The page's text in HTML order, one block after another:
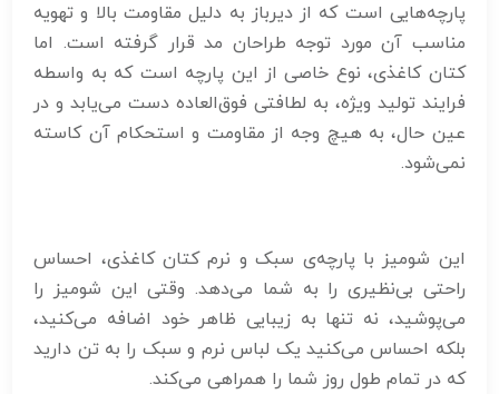
پارچه‌هایی است که از دیرباز به دلیل مقاومت بالا و تهویه
مناسب آن مورد توجه طراحان مد قرار گرفته است. اما
کتان کاغذی، نوع خاصی از این پارچه است که به واسطه
فرایند تولید ویژه، به لطافتی فوق‌العاده دست می‌یابد و در
عین حال، به هیچ وجه از مقاومت و استحکام آن کاسته
نمی‌شود.
این شومیز با پارچه‌ی سبک و نرم کتان کاغذی، احساس
راحتی بی‌نظیری را به شما می‌دهد. وقتی این شومیز را
می‌پوشید، نه تنها به زیبایی ظاهر خود اضافه می‌کنید،
بلکه احساس می‌کنید یک لباس نرم و سبک را به تن دارید
که در تمام طول روز شما را همراهی می‌کند.